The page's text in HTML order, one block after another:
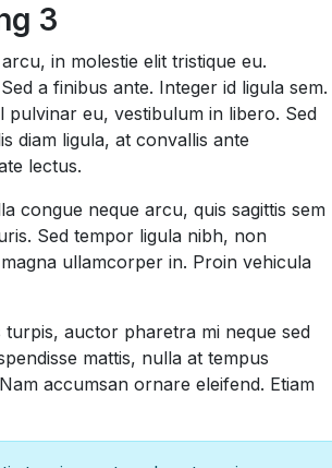
3
in molestie elit tristique eu.
a finibus ante. Integer id ligula sem.
eu, vestibulum in libero. Sed
diam ligula, at convallis ante
lectus.
congue neque arcu, quis sagittis sem
Sed tempor ligula nibh, non
ullamcorper in. Proin vehicula
auctor pharetra mi neque sed
mattis, nulla at tempus
accumsan ornare eleifend. Etiam